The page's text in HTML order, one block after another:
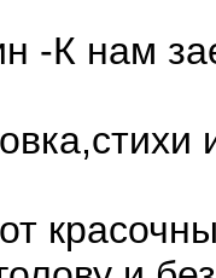
-К нам